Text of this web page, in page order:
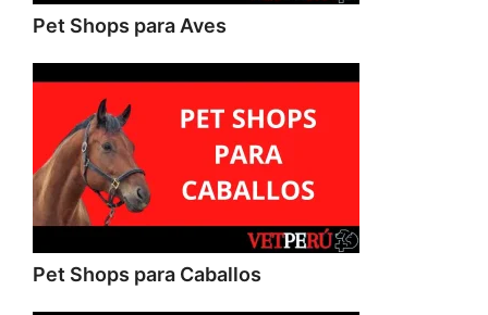
Pet Shops para Aves
Pet Shops para Caballos